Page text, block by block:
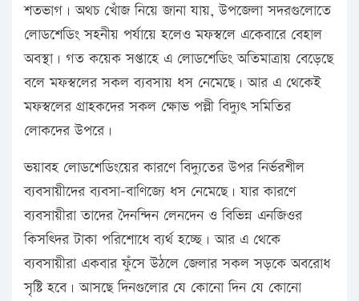
শতভাগ। অথচ খোঁজ নিয়ে জানা যায়, উপজেলা সদরগুলোতে
লোডশেডিং সহনীয় পর্যায়ে হলেও মফস্বলে একেবারে বেহাল
অবস্থা। গত কয়েক সপ্তাহে এ লোডশেডিং অতিমাত্রায় বেড়েছে
বলে মফস্বলের সকল ব্যবসায় ধস নেমেছে। আর এ থেকেই
মফস্বলের গ্রাহকদের সকল ক্ষোভ পল্লী বিদ্যুৎ সমিতির
লোকদের উপরে।
ভয়াবহ লোডশেডিংয়ের কারণে বিদ্যুতের উপর নির্ভরশীল
ব্যবসায়ীদের ব্যবসা-বাণিজ্যে ধস নেমেছে। যার কারণে
ব্যবসায়ীরা তাদের দৈনন্দিন লেনদেন ও বিভিন্ন এনজিওর
কিসত্দির টাকা পরিশোধে ব্যর্থ হচ্ছে। আর এ থেকে
ব্যবসায়ীরা একবার ফুঁসে উঠলে জেলার সকল সড়কে অবরোধ
সৃষ্টি হবে। আসছে দিনগুলোর যে কোনো দিন যে কোনো